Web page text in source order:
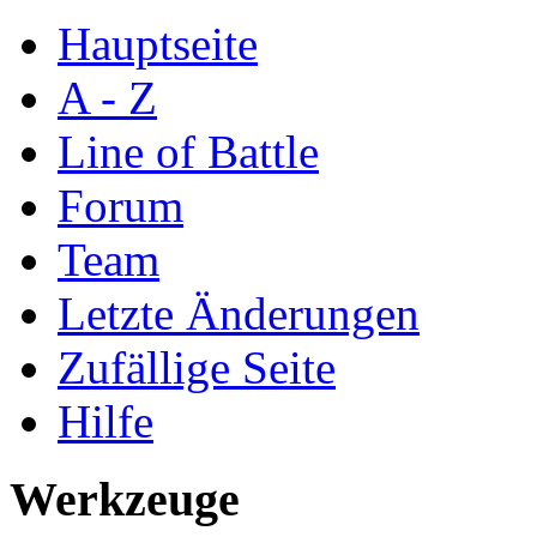
Hauptseite
A - Z
Line of Battle
Forum
Team
Letzte Änderungen
Zufällige Seite
Hilfe
Werkzeuge